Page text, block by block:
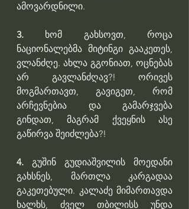
ამოვარდნილი.
3. ხომ გახსოვთ, როცა
ნაციონალებმა მიტინგი გააკეთეს,
ვლანძღე. ახლა გგონიათ, ოცნებას
არ გავლანძღავ?! ორივეს
მოგმართავთ, გავიგეთ, რომ
არჩევნებია და გამარჯვება
გინდათ, მაგრამ ქვეყნის ასე
გაწირვა შეიძლება?!
4. გუშინ გუდიაშვილის მოედანი
გახსნეს, მართლა კარგადაა
გაკეთებული. კალაძე მიმართავდა
ხალხს, ძველ თბილისს უნდა